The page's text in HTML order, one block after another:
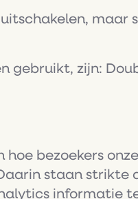
maar
gebruikt, zijn:
bezoekers
staan strikte
informatie